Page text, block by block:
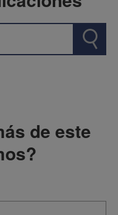
de este